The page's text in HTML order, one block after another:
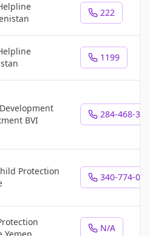
222
1199
BVI
284-468-
Protection
340-774-
N/A